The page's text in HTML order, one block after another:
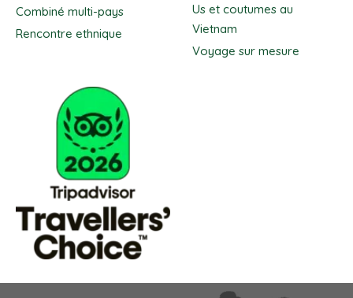
Combiné multi-pays
Rencontre ethnique
Us et coutumes au
Vietnam
Voyage sur mesure